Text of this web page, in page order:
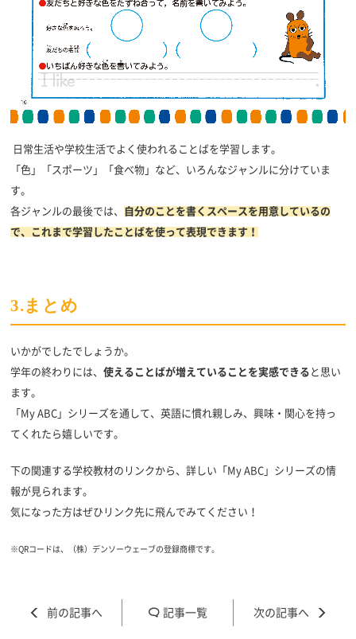
日常生活や学校生活でよく使われることばを学習します。
「色」「スポーツ」「食べ物」など、いろんなジャンルに分けていま
す。
各ジャンルの最後では、
自分のことを書くスペースを用意しているの
で、これまで学習したことばを使って表現できます！
3.まとめ
いかがでしたでしょうか。
学年の終わりには、 使えることばが増えていることを実感できる と思い
ます。
「My ABC」シリーズを通して、英語に慣れ親しみ、興味・関心を持っ
てくれたら嬉しいです。
下の関連する学校教材のリンクから、詳しい「My ABC」シリーズの情
報が見られます。
気になった方はぜひリンク先に飛んでみてください！
※QRコードは、（株）デンソーウェーブの登録商標です。
記事一覧